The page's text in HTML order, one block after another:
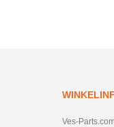
Ves-